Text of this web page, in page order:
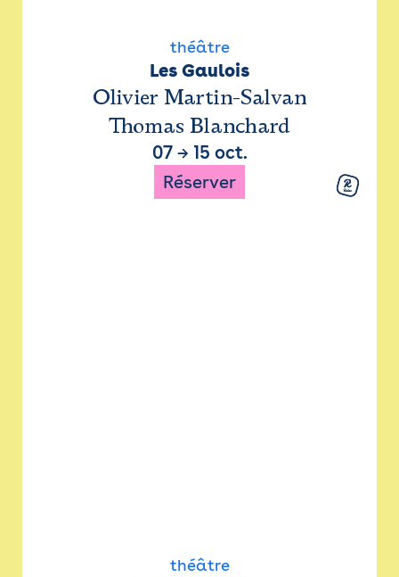
théâtre
Les Gaulois
Olivier Martin-Salvan
Thomas Blanchard
07→ 15 oct.
Réserver
théâtre